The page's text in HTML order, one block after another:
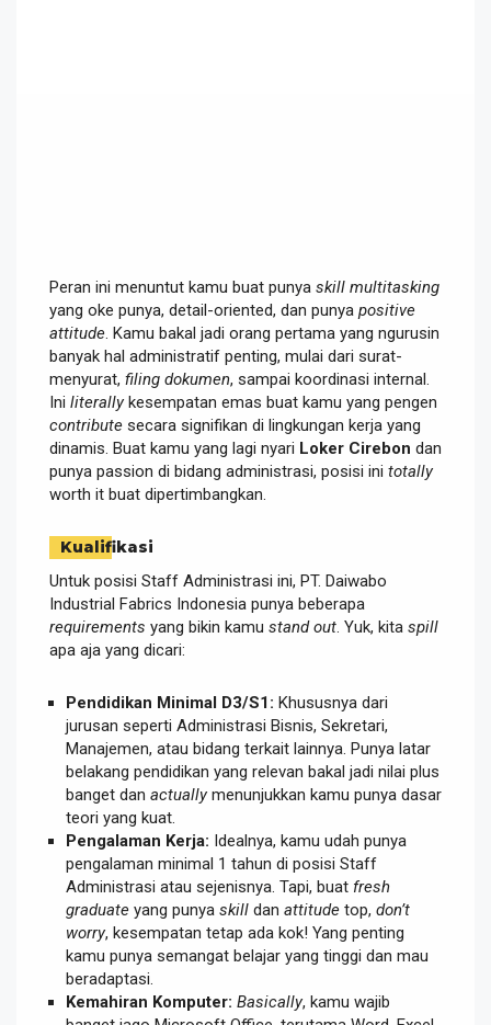
Peran ini menuntut kamu buat punya skill multitasking
yang oke punya, detail-oriented, dan punya positive
attitude . Kamu bakal jadi orang pertama yang ngurusin
banyak hal administratif penting, mulai dari surat-
menyurat, filing dokumen, sampai koordinasi internal.
Ini literallykesempatan emas buat kamu yang pengen
contribute secara signifikan di lingkungan kerja yang
dinamis. Buat kamu yang lagi nyari Loker Cirebon dan
punya passion di bidang administrasi, posisi ini totally
worth it buat dipertimbangkan.
Kualifikasi
Untuk posisi Staff Administrasi ini, PT. Daiwabo
Industrial Fabrics Indonesia punya beberapa
requirements yang bikin kamu stand out . Yuk, kita spill
apa aja yang dicari:
Pendidikan Minimal D3/S1: Khususnya dari
jurusan seperti Administrasi Bisnis, Sekretari,
Manajemen, atau bidang terkait lainnya. Punya latar
belakang pendidikan yang relevan bakal jadi nilai plus
banget dan actuallymenunjukkan kamu punya dasar
teori yang kuat.
Pengalaman Kerja: Idealnya, kamu udah punya
pengalaman minimal 1 tahun di posisi Staff
Administrasi atau sejenisnya. Tapi, buat fresh
graduate yang punya skill dan attitude top, don’t
worry, kesempatan tetap ada kok! Yang penting
kamu punya semangat belajar yang tinggi dan mau
beradaptasi.
Kemahiran Komputer: Basically, kamu wajib